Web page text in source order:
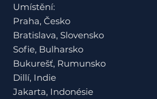
Umístění:
Praha, Česko
Bratislava, Slovensko
Sofie, Bulharsko
Bukurešť, Rumunsko
Dillí, Indie
Jakarta, Indonésie